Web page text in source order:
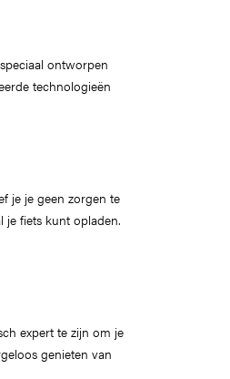
ontworpen
technologieën
je je geen zorgen te
je fiets kunt opladen.
expert te zijn om je
genieten van